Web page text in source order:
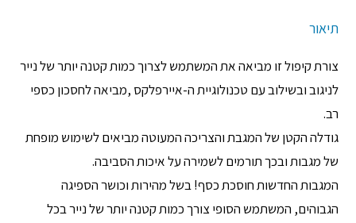
תיאור
צורת קיפול זו מביאה את המשתמש לצרוך כמות קטנה יותר של נייר
לניגוב ובשילוב עם טכנולוגיית ה-איירפלקס ,מביאה לחסכון כספי
רב.
גודלה הקטן של המגבת והצריכה המעוטה מביאים לשימוש מופחת
של מגבות ובכך תורמים לשמירה על איכות הסביבה.
המגבות החדשות חוסכת כסף! בשל מהירות וכושר הספיגה
הגבוהים, המשתמש הסופי צורך כמות קטנה יותר של נייר בכל